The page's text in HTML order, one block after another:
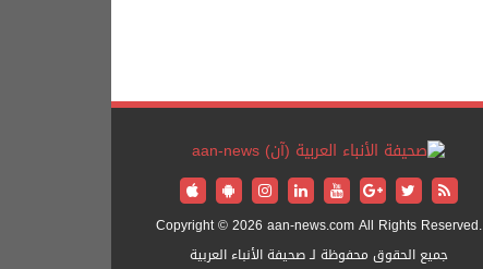
Copyright © 2026 aan-news.com All Rights Reserved.
جميع الحقوق محفوظة لـ صحيفة الأنباء العربية